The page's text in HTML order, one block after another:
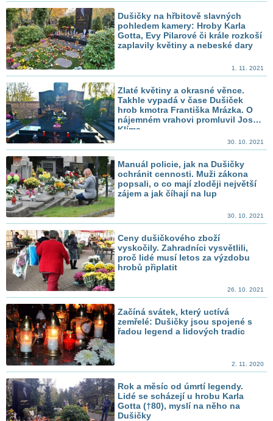
Dušičky na hřbitově slavných
pohledem kamery: Hroby Karla
Gotta, Evy Pilarové či krále rozkoší
zaplavily květiny a nebeské dary
1. 11. 2021
Zlaté květiny a okrasné věnce.
Takhle vypadá v čase Dušiček
hrob kmotra Františka Mrázka. O
nájemném vrahovi promluvil Josef
Klíma
30. 10. 2021
Manuál policie, jak na Dušičky
ochránit cennosti. Muži zákona
popsali, o co mají zloději největší
zájem a jak číhají na lup
30. 10. 2021
Ceny dušičkového zboží
vyskočily. Zahradníci vysvětlili,
proč lidé musí letos za výzdobu
hrobů připlatit
26. 10. 2021
Začíná svátek, který uctívá
zemřelé: Dušičky jsou spojené s
řadou legend a lidových tradic
2. 11. 2020
Rok a měsíc od úmrtí legendy.
Lidé se scházejí u hrobu Karla
Gotta (†80), myslí na něho na
Dušičky